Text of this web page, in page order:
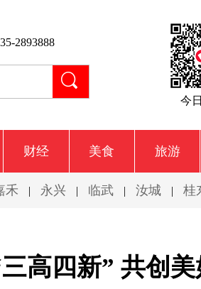
2893888
今
财经 美食 旅游
禾 | 永兴 | 临武 | 汝城 | 桂
高四新” 共创